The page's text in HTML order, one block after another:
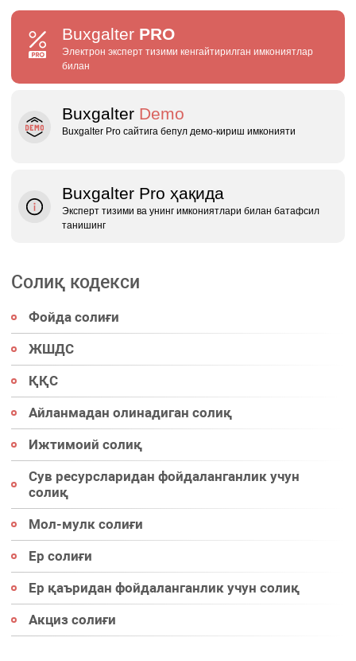
Buxgalter PRO
Электрон эксперт тизими кенгайтирилган имкониятлар
билан
Buxgalter Demo
Buxgalter Pro сайтига бепул демо‑кириш имконияти
Buxgalter Pro ҳақида
Эксперт тизими ва унинг имкониятлари билан батафсил
танишинг
Солиқ кодекси
Фойда солиғи
ЖШДС
ҚҚС
Айланмадан олинадиган солиқ
Ижтимоий солиқ
Сув ресурсларидан фойдаланганлик учун
солиқ
Мол-мулк солиғи
Ер солиғи
Ер қаъридан фойдаланганлик учун солиқ
Акциз солиғи